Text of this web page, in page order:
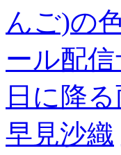
んご)の
ール配
日に降
早見沙織